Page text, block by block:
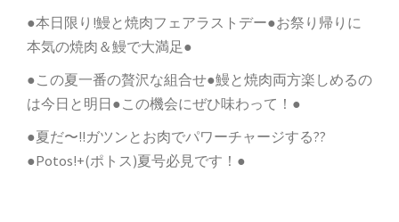
●本日限り!鰻と焼肉フェアラストデー●お祭り帰りに
本気の焼肉＆鰻で大満足●
●この夏一番の贅沢な組合せ●鰻と焼肉両方楽しめるの
は今日と明日●この機会にぜひ味わって！●
●夏だ〜!!ガツンとお肉でパワーチャージする??
●Potos!+(ポトス)夏号必見です！●